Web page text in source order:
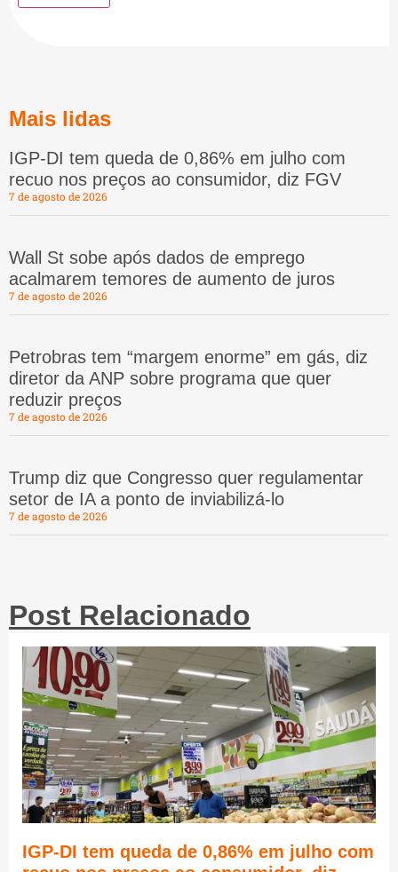
Mais lidas
IGP-DI tem queda de 0,86% em julho com
recuo nos preços ao consumidor, diz FGV
7 de agosto de 2026
Wall St sobe após dados de emprego
acalmarem temores de aumento de juros
7 de agosto de 2026
Petrobras tem “margem enorme” em gás, diz
diretor da ANP sobre programa que quer
reduzir preços
7 de agosto de 2026
Trump diz que Congresso quer regulamentar
setor de IA a ponto de inviabilizá-lo
7 de agosto de 2026
Post Relacionado
IGP-DI tem queda de 0,86% em julho com